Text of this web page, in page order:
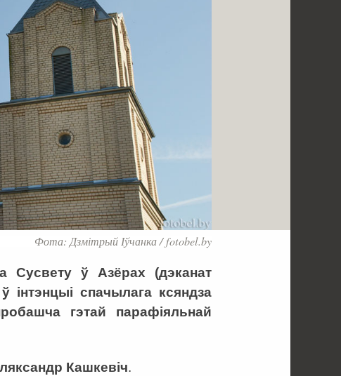
Фота: Дзмітрый Іўчанка / fotobel.by
Сусвету ў Азёрах (дэканат
інтэнцыі спачылага ксяндза
гэтай парафіяльнай
Кашкевіч.